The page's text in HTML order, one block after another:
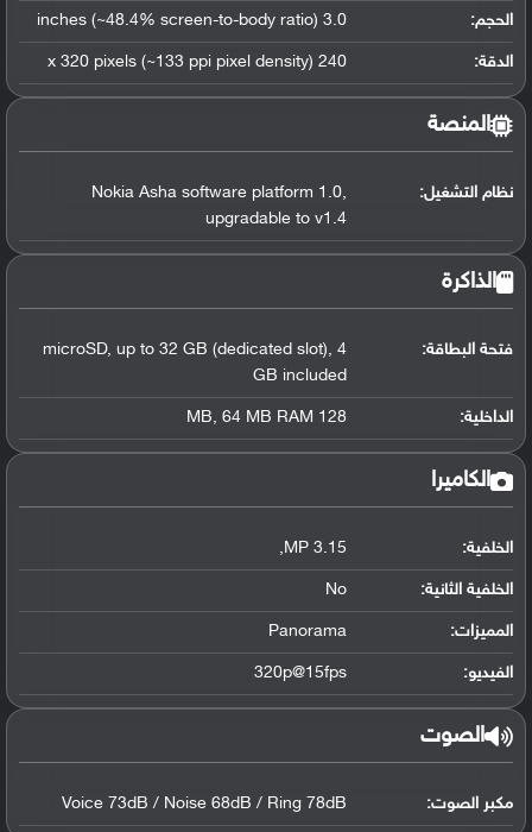
الحجم: 3.0 inches (~48.4% screen-to-body ratio)
الدقة: 240 x 320 pixels (~133 ppi pixel density)
المنصة
نظام التشغيل:
Nokia Asha software platform 1.0,
upgradable to v1.4
الذاكرة
فتحة البطاقة:
microSD, up to 32 GB (dedicated slot), 4
GB included
الداخلية: 128 MB, 64 MB RAM
الكاميرا
الخلفية: 3.15 MP,
الخلفية الثانية: No
المميزات: Panorama
الفيديو: 320p@15fps
الصوت
مكبر الصوت: Voice 73dB / Noise 68dB / Ring 78dB